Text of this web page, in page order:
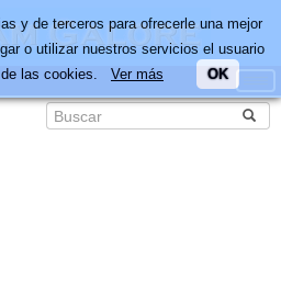
y de terceros para ofrecerle una mejor
o utilizar nuestros servicios el usuario
de las cookies. Ver más OK